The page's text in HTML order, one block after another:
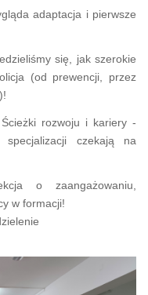
adaptacja i pierwsze
się, jak szerokie
(od prewencji, przez
rozwoju i kariery -
czekają na
o zaangażowaniu,
w formacji!